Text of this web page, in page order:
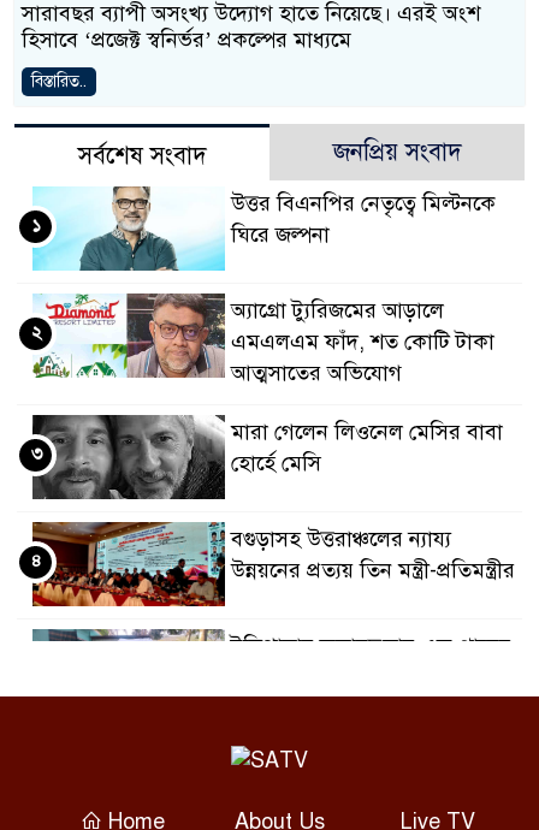
সারাবছর ব্যাপী অসংখ্য উদ্যোগ হাতে নিয়েছে। এরই অংশ
হিসাবে ‘প্রজেক্ট স্বনির্ভর’ প্রকল্পের মাধ্যমে
বিস্তারিত..
সর্বশেষ সংবাদ জনপ্রিয় সংবাদ
উত্তর বিএনপির নেতৃত্বে মিল্টনকে
ঘিরে জল্পনা
১
অ্যাগ্রো ট্যুরিজমের আড়ালে
এমএলএম ফাঁদ, শত কোটি টাকা
আত্মসাতের অভিযোগ
২
মারা গেলেন লিওনেল মেসির বাবা
হোর্হে মেসি
৩
বগুড়াসহ উত্তরাঞ্চলের ন্যায্য
উন্নয়নের প্রত্যয় তিন মন্ত্রী-প্রতিমন্ত্রীর
৪
টুঙ্গিপাড়ায় জলাবদ্ধতায় এক গ্রামের
৮ ডিসেম্বর শুরু জুনিয়র বৃত্তি
Home About Us Live TV